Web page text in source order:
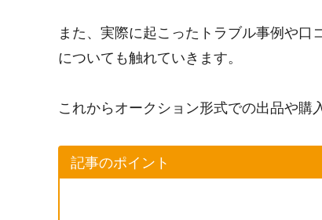
また、実際に起こったトラブル事例や
についても触れていきます。
これからオークション形式での出品や購
記事のポイント